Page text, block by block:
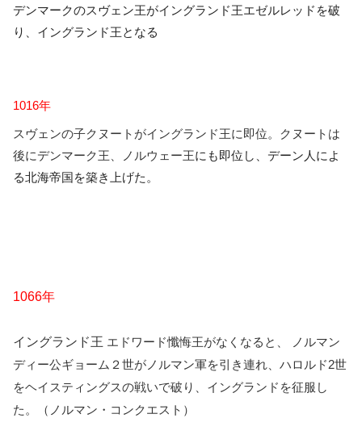
デンマークのスヴェン王がイングランド王エゼルレッドを破
り、イングランド王となる
1016年
スヴェンの子クヌートがイングランド王に即位。クヌートは
後にデンマーク王、
ノルウェー王にも即位し、デーン人によ
る北海帝国を築き上げた。
1066年
イングランド王 エドワード懺悔王がなくなると、
ノルマン
ディー公ギョーム２世がノルマン軍を引き連れ、ハロル ド2世
をヘイスティングスの戦いで破り、イングランドを征服し
た。（ ノルマン・コンクエスト）